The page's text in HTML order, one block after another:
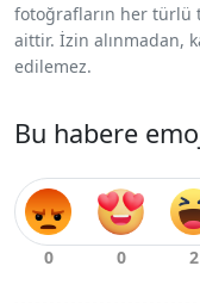
fotoğrafların her türlü
aittir. İzin alınmadan,
edilemez.
Bu habere